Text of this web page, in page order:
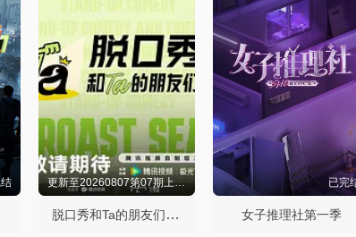
更新至20260807第07期上纯享
脱口秀和Ta的朋友们第三季
已完
女子推理社第一季